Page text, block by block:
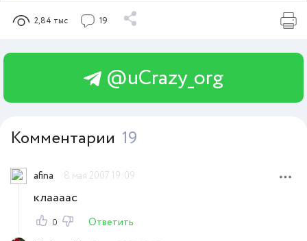
2,84 тыс 19
@uCrazy_org
Комментарии 19
afina 8 мая 2007 19:09
клаааас
0
Ответить